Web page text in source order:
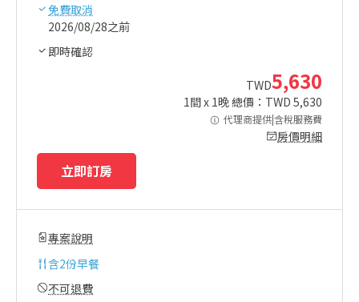
免費取消
2026/08/28之前
即時確認
TWD5,630
1間 x 1晚 總價：TWD 5,630
代理商提供|含稅服務費
房價明細
立即訂房
專案說明
含2份早餐
不可退費